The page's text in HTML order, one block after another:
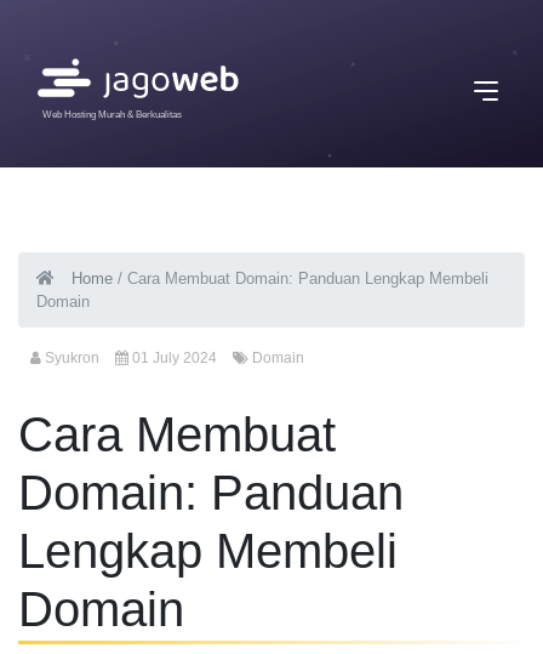
Web Hosting Murah & Berkualitas
Home / Cara Membuat Domain: Panduan Lengkap Membeli
Domain
Syukron 01 July 2024 Domain
Cara Membuat
Domain: Panduan
Lengkap Membeli
Domain